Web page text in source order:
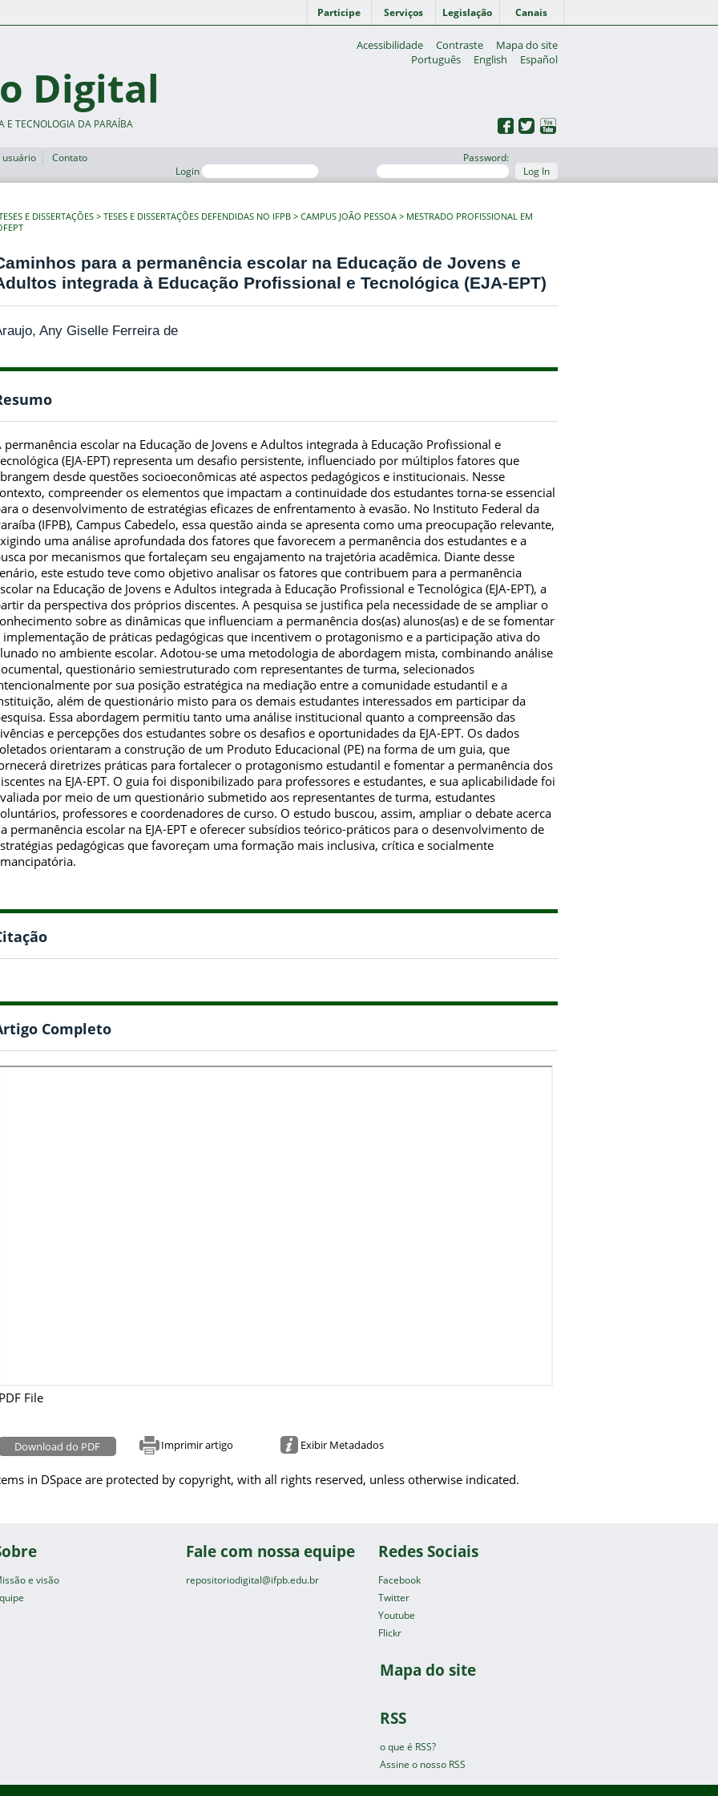
Participe Serviços Legislação Canais
Acessibilidade Contraste
Mapa do site
Português
English Español
Digital
E TECNOLOGIA DA PARAÍBA
usuário
Contato
Login
Password:
Log In
E DISSERTAÇÕES TESES E DISSERTAÇÕES DEFENDIDAS NO IFPB CAMPUS JOÃO PESSOA
MESTRADO PROFISSIONAL EM
para a permanência escolar na Educação de Jovens e
integrada à Educação Profissional e Tecnológica (EJA-EPT)
Any Giselle Ferreira de
permanência escolar na Educação de Jovens e Adultos integrada à Educação Profissional e
(EJA-EPT) representa um desafio persistente, influenciado por múltiplos fatores que
desde questões socioeconômicas até aspectos pedagógicos e institucionais. Nesse
compreender os elementos que impactam a continuidade dos estudantes torna-se essencial
o desenvolvimento de estratégias eficazes de enfrentamento à evasão. No Instituto Federal da
(IFPB), Campus Cabedelo, essa questão ainda se apresenta como uma preocupação relevante,
uma análise aprofundada dos fatores que favorecem a permanência dos estudantes e a
por mecanismos que fortaleçam seu engajamento na trajetória acadêmica. Diante desse
este estudo teve como objetivo analisar os fatores que contribuem para a permanência
na Educação de Jovens e Adultos integrada à Educação Profissional e Tecnológica (EJA-EPT), a
da perspectiva dos próprios discentes. A pesquisa se justifica pela necessidade de se ampliar o
sobre as dinâmicas que influenciam a permanência dos(as) alunos(as) e de se fomentar
implementação de práticas pedagógicas que incentivem o protagonismo e a participação ativa do
no ambiente escolar. Adotou-se uma metodologia de abordagem mista, combinando análise
questionário semiestruturado com representantes de turma, selecionados
por sua posição estratégica na mediação entre a comunidade estudantil e a
além de questionário misto para os demais estudantes interessados em participar da
Essa abordagem permitiu tanto uma análise institucional quanto a compreensão das
e percepções dos estudantes sobre os desafios e oportunidades da EJA-EPT. Os dados
orientaram a construção de um Produto Educacional (PE) na forma de um guia, que
diretrizes práticas para fortalecer o protagonismo estudantil e fomentar a permanência dos
na EJA-EPT. O guia foi disponibilizado para professores e estudantes, e sua aplicabilidade foi
por meio de um questionário submetido aos representantes de turma, estudantes
professores e coordenadores de curso. O estudo buscou, assim, ampliar o debate acerca
permanência escolar na EJA-EPT e oferecer subsídios teórico-práticos para o desenvolvimento de
pedagógicas que favoreçam uma formação mais inclusiva, crítica e socialmente
Completo
PDF File
Download do PDF Imprimir artigo Exibir Metadados
in DSpace are protected by copyright, with all rights reserved, unless otherwise indicated.
e visão
Fale com nossa equipe
repositoriodigital@ifpb.edu.br
Redes Sociais
Facebook
Twitter
Youtube
Flickr
Mapa do site
RSS
o que é RSS?
Assine o nosso RSS